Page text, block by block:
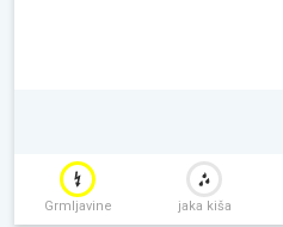
Grmljavine jaka kiša